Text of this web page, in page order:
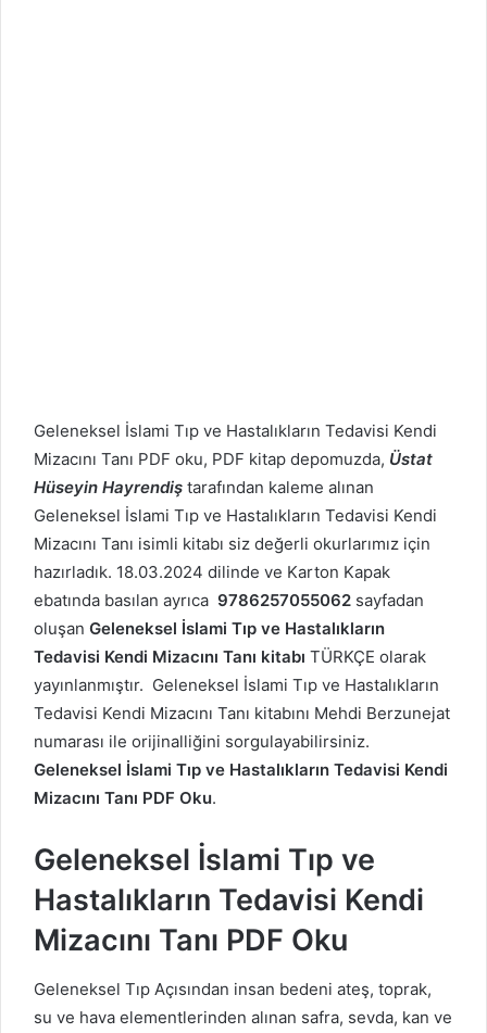
Geleneksel İslami Tıp ve Hastalıkların Tedavisi Kendi
Mizacını Tanı PDF oku, PDF kitap depomuzda, Üstat
Hüseyin Hayrendiş tarafından kaleme alınan
Geleneksel İslami Tıp ve Hastalıkların Tedavisi Kendi
Mizacını Tanı isimli kitabı siz değerli okurlarımız için
hazırladık. 18.03.2024 dilinde ve Karton Kapak
ebatında basılan ayrıca 9786257055062 sayfadan
oluşan Geleneksel İslami Tıp ve Hastalıkların
Tedavisi Kendi Mizacını Tanı kitabı TÜRKÇE olarak
yayınlanmıştır. Geleneksel İslami Tıp ve Hastalıkların
Tedavisi Kendi Mizacını Tanı kitabını Mehdi Berzunejat
numarası ile orijinalliğini sorgulayabilirsiniz.
Geleneksel İslami Tıp ve Hastalıkların Tedavisi Kendi
Mizacını Tanı PDF Oku.
Geleneksel İslami Tıp ve
Hastalıkların Tedavisi Kendi
Mizacını Tanı PDF Oku
Geleneksel Tıp Açısından insan bedeni ateş, toprak,
su ve hava elementlerinden alınan safra, sevda, kan ve